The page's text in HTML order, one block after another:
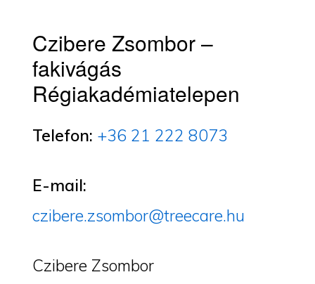
Czibere Zsombor –
fakivágás
Régiakadémiatelepen
Telefon: +36 21 222 8073
E-mail:
czibere.zsombor@treecare.hu
Czibere Zsombor